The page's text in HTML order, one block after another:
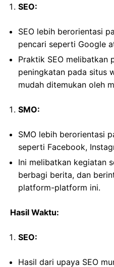
SEO:
SEO lebih berorientasi
pencari seperti Google
Praktik SEO melibatkan
peningkatan pada situs
mudah ditemukan oleh
SMO:
SMO lebih berorientasi
seperti Facebook,
Ini melibatkan kegiatan
berbagi berita, dan
platform-platform ini.
Hasil Waktu:
SEO:
Hasil dari upaya SEO